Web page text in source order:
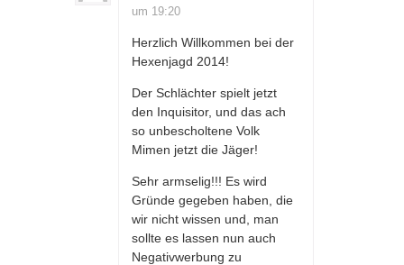
um 19:20
Herzlich Willkommen bei der
Hexenjagd 2014!
Der Schlächter spielt jetzt
den Inquisitor, und das ach
so unbescholtene Volk
Mimen jetzt die Jäger!
Sehr armselig!!! Es wird
Gründe gegeben haben, die
wir nicht wissen und, man
sollte es lassen nun auch
Negativwerbung zu